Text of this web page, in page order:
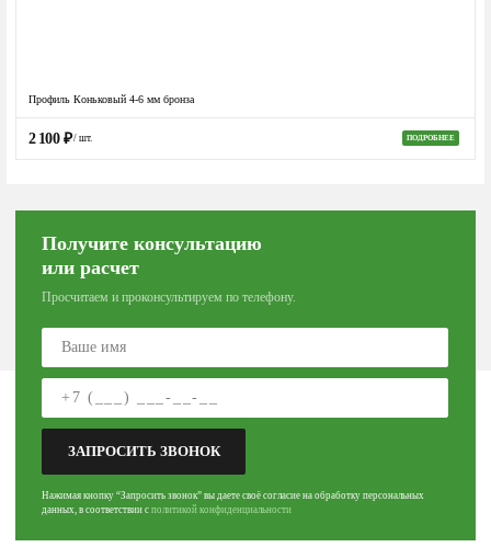
Профиль Коньковый 4-6 мм бронза
2 100₽/ шт. ПОДРОБНЕЕ
Получите консультацию
или расчет
Просчитаем и проконсультируем по телефону.
ЗАПРОСИТЬ ЗВОНОК
Нажимая кнопку “Запросить звонок” вы даете своё согласие на обработку персональных
данных, в соответствии с политикой конфиденциальности